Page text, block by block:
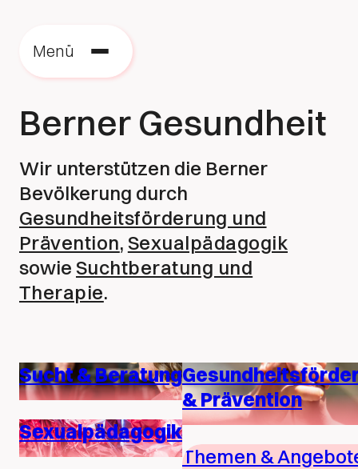
Menü
Berner Gesundheit
Wir unterstützen die Berner
Bevölkerung durch
Gesundheitsförderung und
Prävention, Sexualpädagogik
sowie Suchtberatung und
Therapie.
Sucht & Beratung
Sexualpädagogik
& Prävention
Themen &